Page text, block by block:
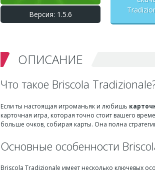
Версия: 1.5.6
ОПИСАНИЕ
Что такое Briscola
Если ты настоящая игроманьяк и любишь
карточная игра, которая точно стоит вашего
больше очков, собирая карты. Она полна
Основные особенности
Briscola Tradizionale имеет несколько ключевых